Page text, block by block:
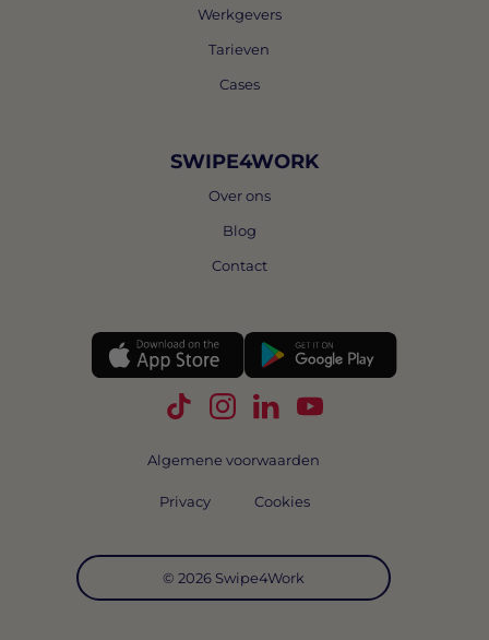
Werkgevers
Tarieven
Cases
SWIPE4WORK
Over ons
Blog
Contact
Volg Swipe4Work op TikTok
Volg Swipe4Work op
Volg Swipe4Work op
Volg Swipe4Work
© 2026 Swipe4Work
Algemene voorwaarden
Privacy Cookies